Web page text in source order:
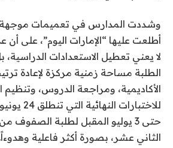
وشددت المدارس في تعميمات موجهة
أطلعت عليها “الإمارات اليوم”، على
لا يعني تعطيل الاستعدادات
الطلبة مساحة زمنية مركزة لإعادة
الأكاديمية، ومراجعة الدروس، وتنظيم
للاختبارات
الثاني عشر، بصورة أكثر فاعلية وهدوءاً.